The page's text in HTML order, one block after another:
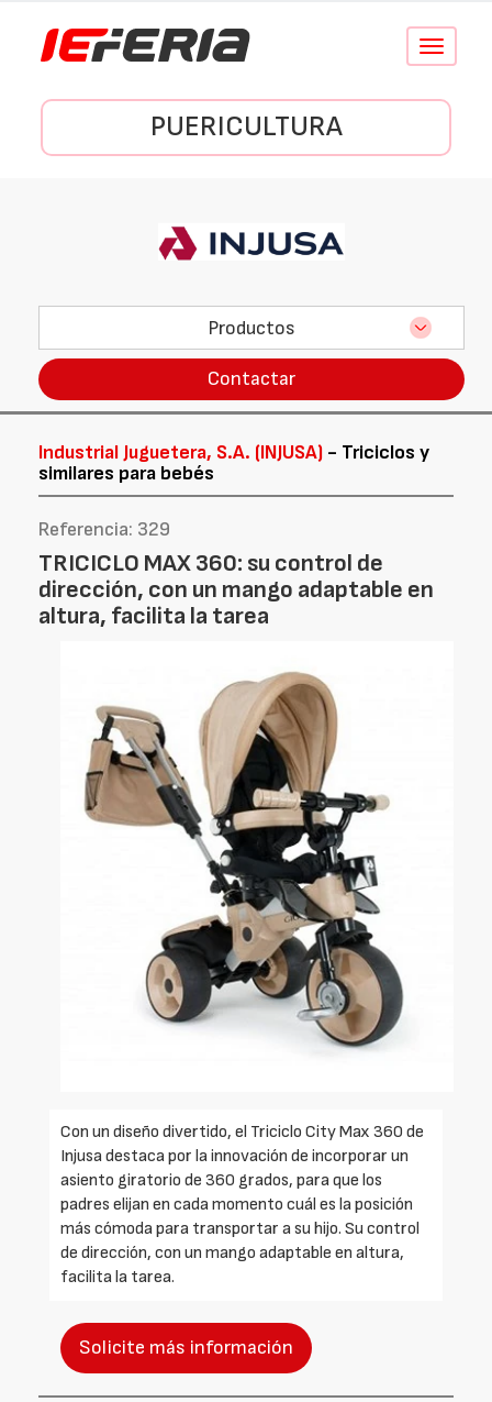
Conmutar
PUERICULTURA
Productos
Contactar
Industrial Juguetera, S.A. (INJUSA) - Triciclos y
similares para bebés
Referencia: 329
TRICICLO MAX 360: su control de
dirección, con un mango adaptable en
altura, facilita la tarea
Con un diseño divertido, el Triciclo City Max 360 de
Injusa destaca por la innovación de incorporar un
asiento giratorio de 360 grados, para que los
padres elijan en cada momento cuál es la posición
más cómoda para transportar a su hijo. Su control
de dirección, con un mango adaptable en altura,
facilita la tarea.
Solicite más información